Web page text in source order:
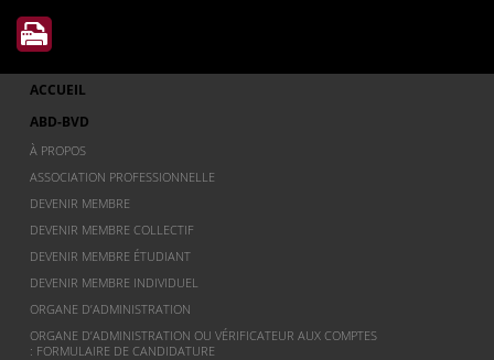
ACCUEIL
ABD-BVD
À PROPOS
ASSOCIATION PROFESSIONNELLE
DEVENIR MEMBRE
DEVENIR MEMBRE COLLECTIF
DEVENIR MEMBRE ÉTUDIANT
DEVENIR MEMBRE INDIVIDUEL
ORGANE D’ADMINISTRATION
ORGANE D’ADMINISTRATION OU VÉRIFICATEUR AUX COMPTES
: FORMULAIRE DE CANDIDATURE